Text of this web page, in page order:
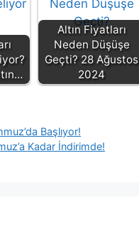
Altın Fiyatları
Neden Düşüşe
Geçti? 28 Ağustos
2024
Başlıyor!
Kadar İndirimde!